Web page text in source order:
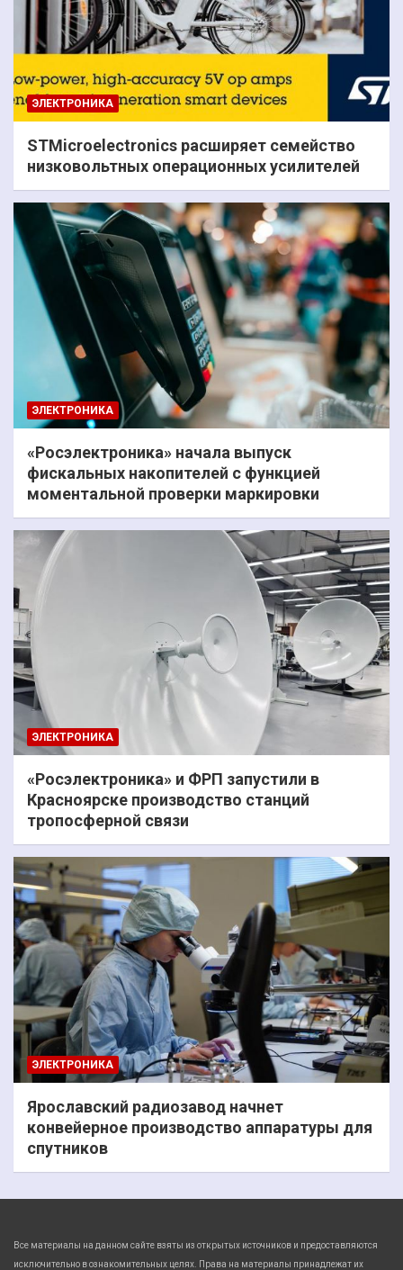
ЭЛЕКТРОНИКА
STMicroelectronics расширяет семейство
низковольтных операционных усилителей
ЭЛЕКТРОНИКА
«Росэлектроника» начала выпуск
фискальных накопителей с функцией
моментальной проверки маркировки
ЭЛЕКТРОНИКА
«Росэлектроника» и ФРП запустили в
Красноярске производство станций
тропосферной связи
ЭЛЕКТРОНИКА
Ярославский радиозавод начнет
конвейерное производство аппаратуры для
спутников
Все материалы на данном сайте взяты из открытых источников и предоставляются
исключительно в ознакомительных целях. Права на материалы принадлежат их